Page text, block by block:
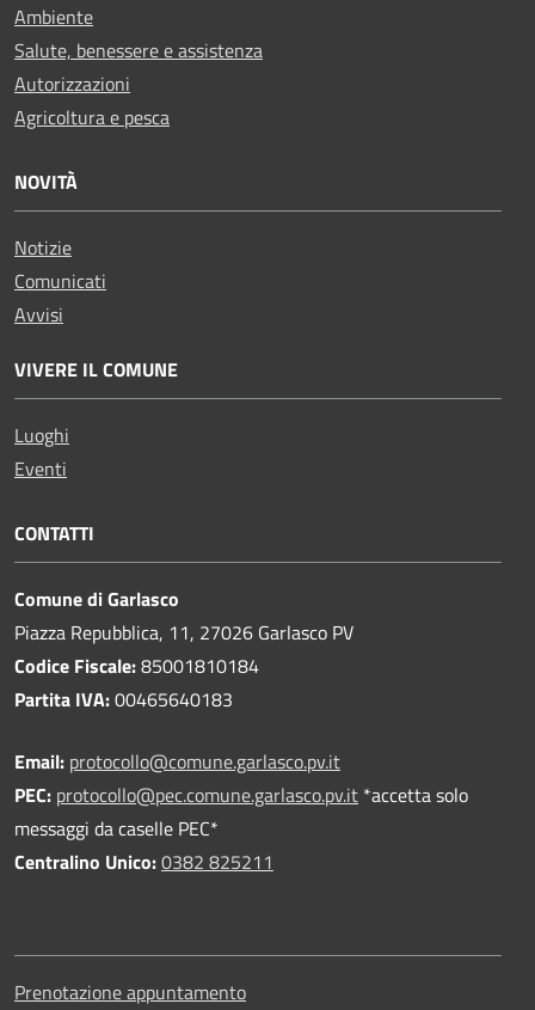
Ambiente
Salute, benessere e assistenza
Autorizzazioni
Agricoltura e pesca
NOVITÀ
Notizie
Comunicati
Avvisi
VIVERE IL COMUNE
Luoghi
Eventi
CONTATTI
Comune di Garlasco
Piazza Repubblica, 11, 27026 Garlasco PV
Codice Fiscale:85001810184
Partita IVA:00465640183
Email: protocollo@comune.garlasco.pv.it
PEC: protocollo@pec.comune.garlasco.pv.it *accetta solo
messaggi da caselle PEC*
Centralino Unico:0382 825211
Prenotazione appuntamento